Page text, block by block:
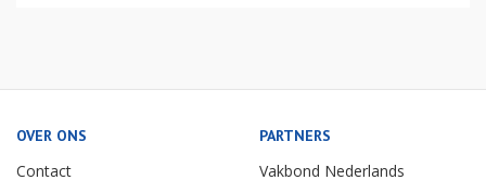
OVER ONS
Contact
PARTNERS
Vakbond Nederlands